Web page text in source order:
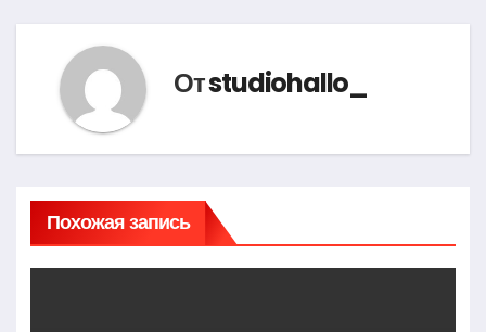
Отstudiohallo_
Похожая запись